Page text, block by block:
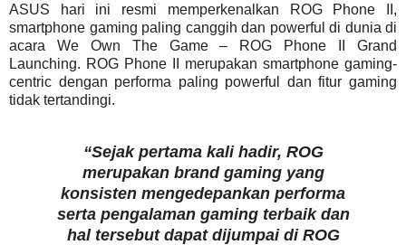
ASUS hari ini resmi memperkenalkan ROG Phone II,
smartphone gaming paling canggih dan powerful di dunia di
acara We Own The Game – ROG Phone II Grand
Launching. ROG Phone II merupakan smartphone gaming-
centric dengan performa paling powerful dan fitur gaming
tidak tertandingi.
“Sejak pertama kali hadir, ROG
merupakan brand gaming yang
konsisten mengedepankan performa
serta pengalaman gaming terbaik dan
hal tersebut dapat dijumpai di ROG